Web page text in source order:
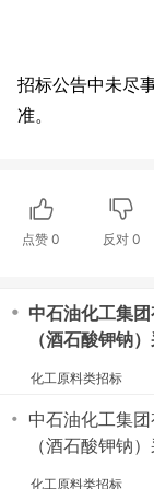
招标公告中未尽
准。
点赞 0 反对0
・ 中石油化工集
（酒石酸钾钠
化工原料类招标
・ 中石油化工集
（酒石酸钾钠
化工原料类招标